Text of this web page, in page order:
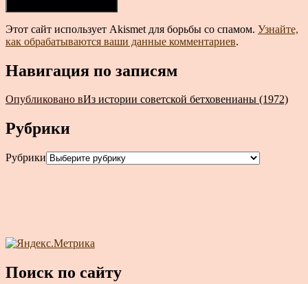
Этот сайт использует Akismet для борьбы со спамом. Узнайте,
как обрабатываются ваши данные комментариев.
Навигация по записям
Опубликовано вИз истории советской бетховенианы (1972)
Рубрики
Рубрики
Поиск по сайту